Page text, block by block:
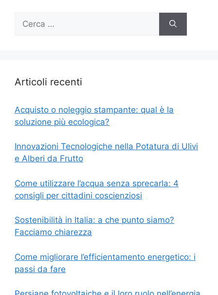
per:
Articoli recenti
Acquisto o noleggio stampante: qual è la
soluzione più ecologica?
Innovazioni Tecnologiche nella Potatura di Ulivi
e Alberi da Frutto
Come utilizzare l’acqua senza sprecarla: 4
consigli per cittadini coscienziosi
Sostenibilità in Italia: a che punto siamo?
Facciamo chiarezza
Come migliorare l’efficientamento energetico: i
passi da fare